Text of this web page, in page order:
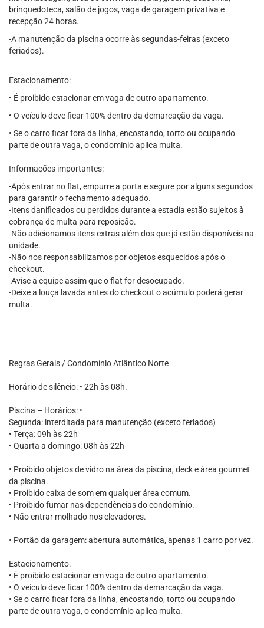
brinquedoteca, salão de jogos, vaga de garagem privativa e
recepção 24 horas.
-A manutenção da piscina ocorre às segundas-feiras (exceto
feriados).
Estacionamento:
• É proibido estacionar em vaga de outro apartamento.
• O veículo deve ficar 100% dentro da demarcação da vaga.
• Se o carro ficar fora da linha, encostando, torto ou ocupando
parte de outra vaga, o condomínio aplica multa.
Informações importantes:
-Após entrar no flat, empurre a porta e segure por alguns segundos
para garantir o fechamento adequado.
-Itens danificados ou perdidos durante a estadia estão sujeitos à
cobrança de multa para reposição.
-Não adicionamos itens extras além dos que já estão disponíveis na
unidade.
-Não nos responsabilizamos por objetos esquecidos após o
checkout.
-Avise a equipe assim que o flat for desocupado.
-Deixe a louça lavada antes do checkout o acúmulo poderá gerar
multa.
Regras Gerais / Condomínio Atlântico Norte
Horário de silêncio: • 22h às 08h.
Piscina – Horários: •
Segunda: interditada para manutenção (exceto feriados)
• Terça: 09h às 22h
• Quarta a domingo: 08h às 22h
• Proibido objetos de vidro na área da piscina, deck e área gourmet
da piscina.
• Proibido caixa de som em qualquer área comum.
• Proibido fumar nas dependências do condomínio.
• Não entrar molhado nos elevadores.
• Portão da garagem: abertura automática, apenas 1 carro por vez.
Estacionamento:
• É proibido estacionar em vaga de outro apartamento.
• O veículo deve ficar 100% dentro da demarcação da vaga.
• Se o carro ficar fora da linha, encostando, torto ou ocupando
parte de outra vaga, o condomínio aplica multa.